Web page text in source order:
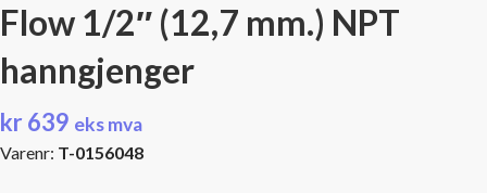
Flow 1/2″ (12,7 mm.) NPT
hanngjenger
kr639 eks mva
Varenr: T-0156048